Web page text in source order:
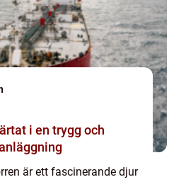
är ett fascinerande djur